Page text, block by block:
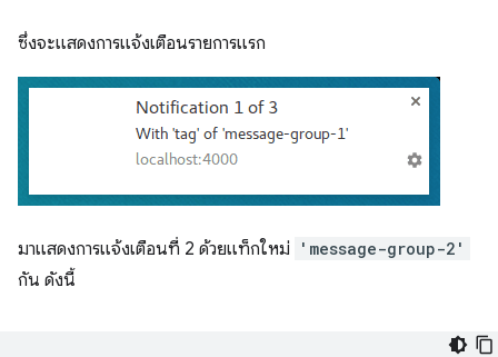
ซึ่งจะแสดงการแจ้งเตือนรายการแรก
มาแสดงการแจ้งเตือนที่ 2 ด้วยแท็กใหม่ 'message-group-2'
กัน ดังนี้